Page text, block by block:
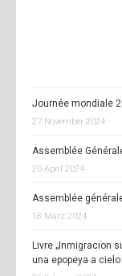
Journée mondiale
27 November 2024
Assemblée
20 April 2024
Assemblée
18 März 2024
Livre „Inmigracion
una epopeya a